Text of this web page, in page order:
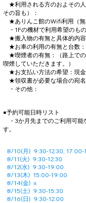
★利用される方のおよその
その旨も）：
★ありんこ館のWifi利用（無
・1Fの機材で利用希望のもの
★搬入物の有無と具体的内容
★お車の利用の有無と台数：
★喫煙者の有無：（路上で
喫煙していただきます。）
★お支払い方法の希望：現金
★領収書が必要な場合の宛名
・その他：
●予約可能日時リスト
・3か月先までのご利用可能
す。
8/10(月) 9:30-12:30, 17:00-
8/11(火) 9:30-12:30
8/12(水) 9:30-19:00
8/13(木) 15:00-19:00
8/14(金) x
8/15(土) 9:30-15:30
8/16(日) 9:30-12:00